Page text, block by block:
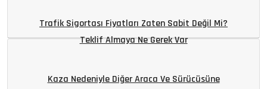
Trafik Sigortası Fiyatları Zaten Sabit Değil Mi?
Teklif Almaya Ne Gerek Var
Kaza Nedeniyle Diğer Araca Ve Sürücüsüne